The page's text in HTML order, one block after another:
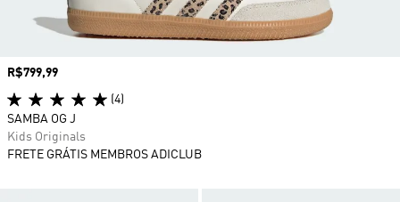
Preço
R$799,99
(4)
SAMBA OG J
Kids Originals
FRETE GRÁTIS MEMBROS ADICLUB